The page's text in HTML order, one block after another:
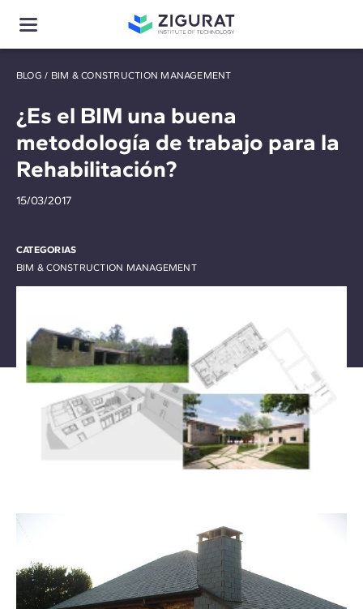
BLOG / BIM & CONSTRUCTION MANAGEMENT
¿Es el BIM una buena
metodología de trabajo para la
Rehabilitación?
15/03/2017
CATEGORIAS
BIM & CONSTRUCTION MANAGEMENT